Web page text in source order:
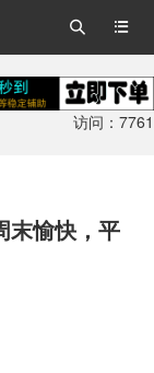


访问：7761
末愉快，平